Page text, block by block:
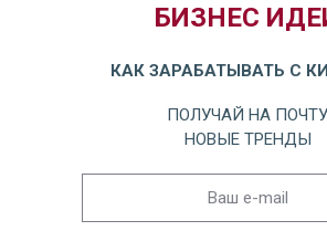
БИЗНЕС
КАК ЗАРАБАТЫВАТЬ С
ПОЛУЧАЙ НА ПОЧТУ
НОВЫЕ ТРЕНДЫ